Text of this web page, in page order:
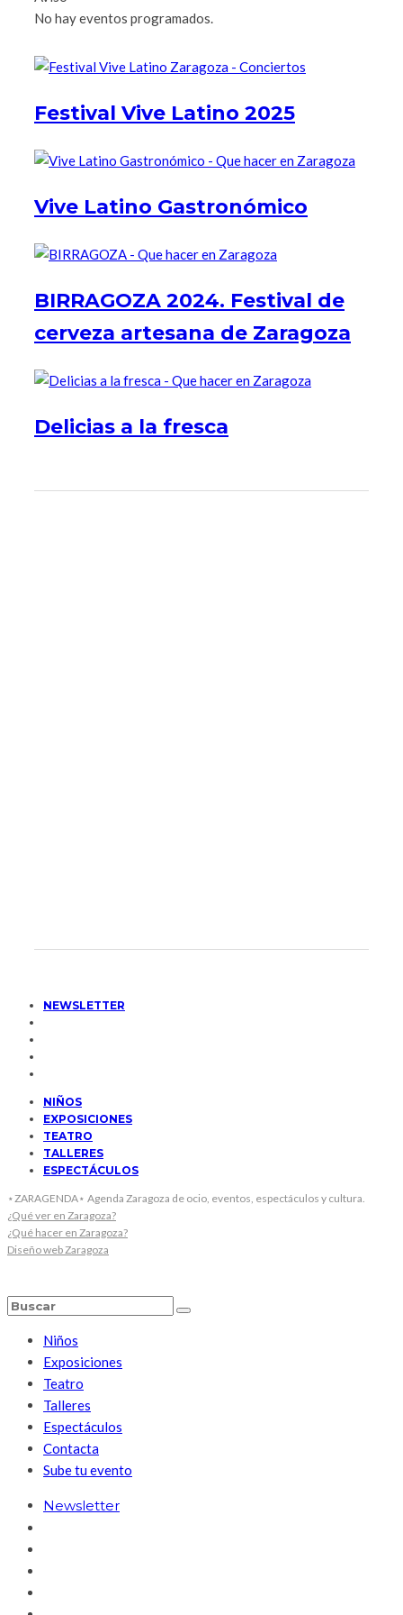
No hay eventos programados.
Festival Vive Latino 2025
Vive Latino Gastronómico
BIRRAGOZA 2024. Festival de
cerveza artesana de Zaragoza
Delicias a la fresca
NEWSLETTER
NIÑOS
EXPOSICIONES
TEATRO
TALLERES
ESPECTÁCULOS
⋆ZARAGENDA⋆ Agenda Zaragoza de ocio, eventos, espectáculos y cultura.
¿Qué ver en Zaragoza?
¿Qué hacer en Zaragoza?
Diseño web Zaragoza
Niños
Exposiciones
Teatro
Talleres
Espectáculos
Contacta
Sube tu evento
Newsletter